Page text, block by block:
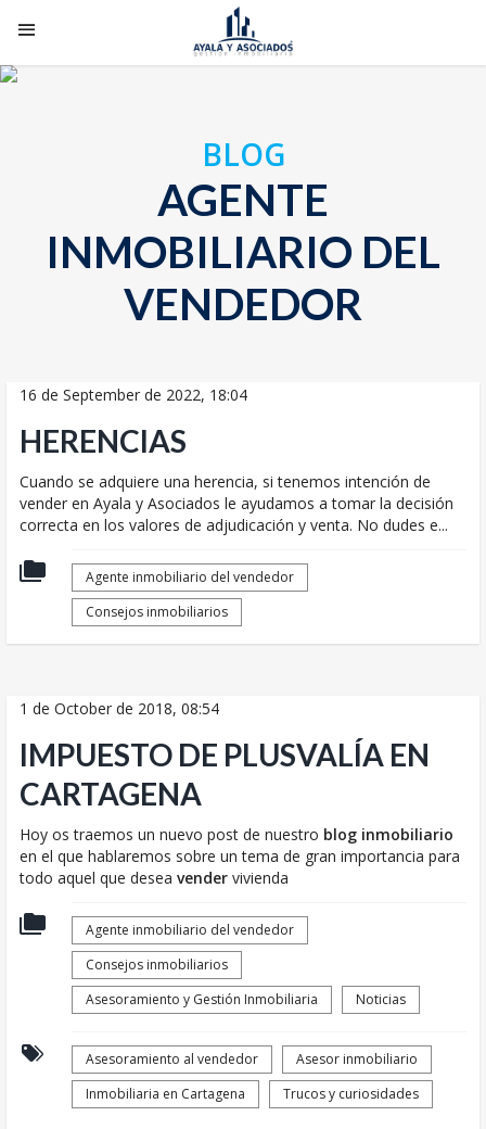
BLOG
AGENTE
INMOBILIARIO DEL
VENDEDOR
16 de September de 2022, 18:04
HERENCIAS
Cuando se adquiere una herencia, si tenemos intención de
vender en Ayala y Asociados le ayudamos a tomar la decisión
correcta en los valores de adjudicación y venta. No dudes e...
Agente inmobiliario del vendedor
Consejos inmobiliarios
1 de October de 2018, 08:54
IMPUESTO DE PLUSVALÍA EN
CARTAGENA
Hoy os traemos un nuevo post de nuestro blog inmobiliario
en el que hablaremos sobre un tema de gran importancia para
todo aquel que desea vender vivienda
Agente inmobiliario del vendedor
Consejos inmobiliarios
Asesoramiento y Gestión Inmobiliaria
Noticias
Asesoramiento al vendedor
Asesor inmobiliario
Inmobiliaria en Cartagena
Trucos y curiosidades